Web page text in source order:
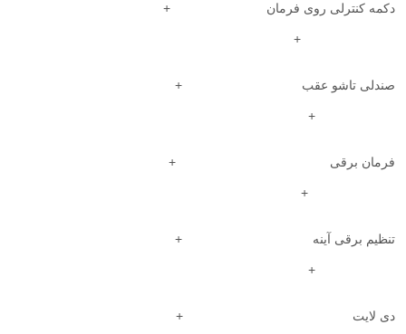
دکمه کنترلی روی فرمان +
+
صندلی تاشو عقب +
+
فرمان برقی +
+
تنظیم برقی آینه +
+
دی لایت +